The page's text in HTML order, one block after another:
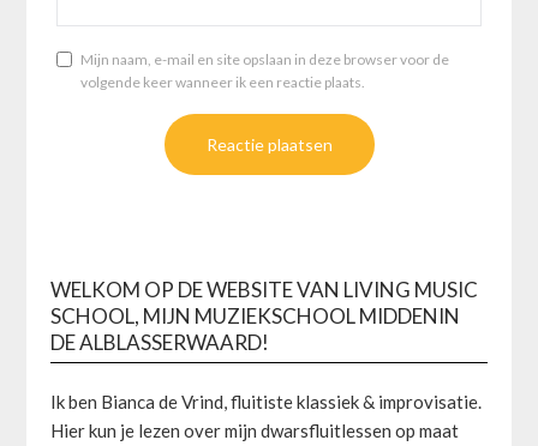
Mijn naam, e-mail en site opslaan in deze browser voor de
volgende keer wanneer ik een reactie plaats.
WELKOM OP DE WEBSITE VAN LIVING MUSIC
SCHOOL, MIJN MUZIEKSCHOOL MIDDENIN
DE ALBLASSERWAARD!
Ik ben Bianca de Vrind, fluitiste klassiek & improvisatie.
Hier kun je lezen over mijn dwarsfluitlessen op maat